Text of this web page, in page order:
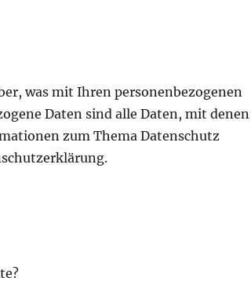
was mit Ihren personenbezogenen
Daten sind alle Daten, mit denen
zum Thema Datenschutz